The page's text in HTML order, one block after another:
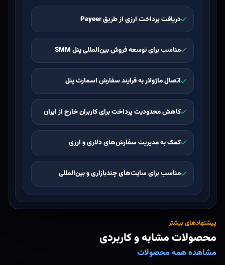
دریافت پرداخت ارزی از طریق Payeer
مناسب برای توسعه فروش بین‌المللی پنل SMM
اتصال ماژولار به فرایند سفارش اسمارت پنل
کاهش محدودیت پرداخت برای کاربران خارج از ایران
کمک به مدیریت سفارش‌های دلاری و ارزی
مناسب برای سایت‌های چندبازاری و بین‌المللی
پیشنهادهای بیشتر
محصولات مشابه و کاربردی
مشاهده همه محصولات